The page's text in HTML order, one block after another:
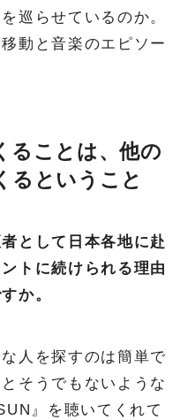
巡らせているのか。
動と音楽のエピソー
ることは、他の
るということ
として日本各地に赴
トに続けられる理由
か。
人を探すのは簡単で
そうでもないような
』を聴いてくれて